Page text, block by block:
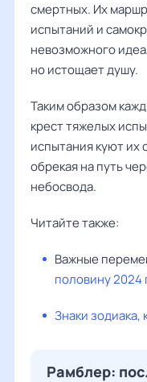
смертных. Их
испытаний и
невозможного
но истощает душу.
Таким образом
крест тяжелых
испытания куют их
обрекая на путь
небосвода.
Читайте также:
Важные
половину 2024
Знаки
Рамблер: